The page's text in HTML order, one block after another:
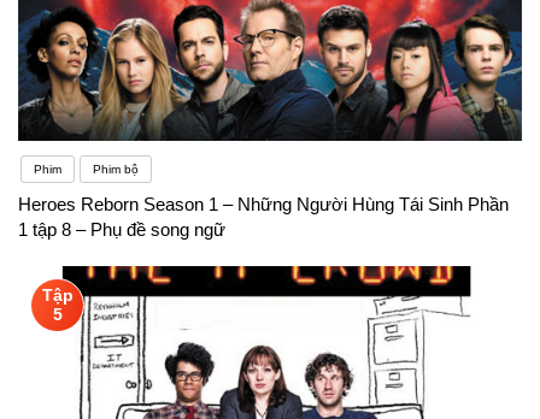
Phim Phim bộ
Heroes Reborn Season 1 – Những Người Hùng Tái Sinh Phần
1 tập 8 – Phụ đề song ngữ
Tập
5